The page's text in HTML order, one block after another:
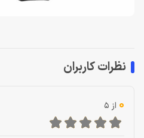
نظرات کاربران
0 از 5